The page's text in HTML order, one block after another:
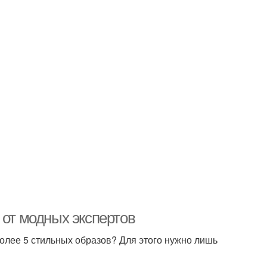
модных экспертов
5 стильных образов? Для этого нужно лишь